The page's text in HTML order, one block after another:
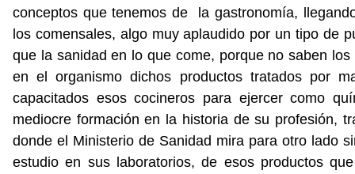
conceptos que tenemos de la gastronomía,
los comensales, algo muy aplaudido por un tipo de
que la sanidad en lo que come, porque no saben
en el organismo dichos productos tratados por
capacitados esos cocineros para ejercer como
mediocre formación en la historia de su profesión,
donde el Ministerio de Sanidad mira para otro lado
estudio en sus laboratorios, de esos productos